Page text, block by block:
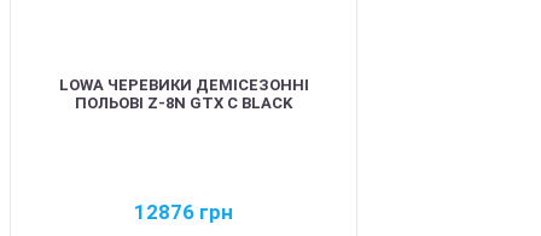
LOWA ЧЕРЕВИКИ ДЕМІСЕЗОННІ
ПОЛЬОВІ Z-8N GTX C BLACK
12876 грн